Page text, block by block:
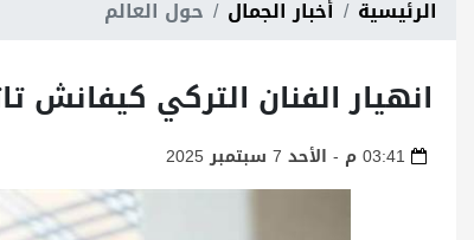
الرئيسية أخبار الجمال حول العالم
انهيار الفنان التركي كيفانش